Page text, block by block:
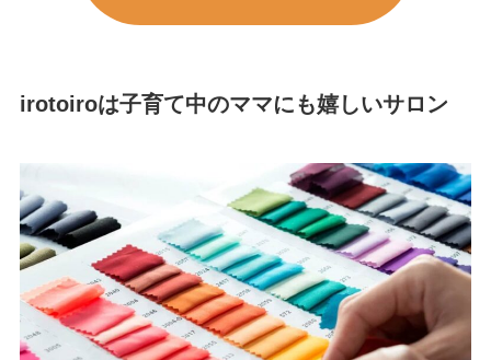
irotoiroは子育て中のママにも嬉しいサロン